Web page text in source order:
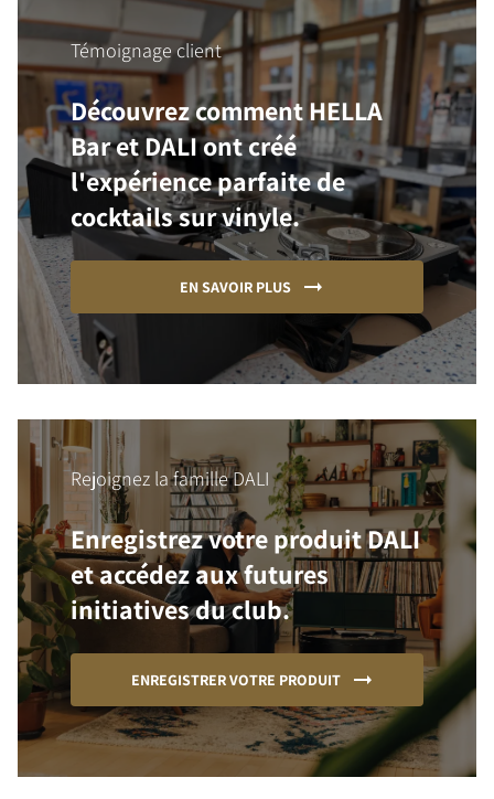
Témoignage client
Découvrez comment HELLA
Bar et DALI ont créé
l'expérience parfaite de
cocktails sur vinyle.
EN SAVOIR PLUS
Rejoignez la famille DALI
Enregistrez votre produit DALI
et accédez aux futures
initiatives du club.
ENREGISTRER VOTRE PRODUIT